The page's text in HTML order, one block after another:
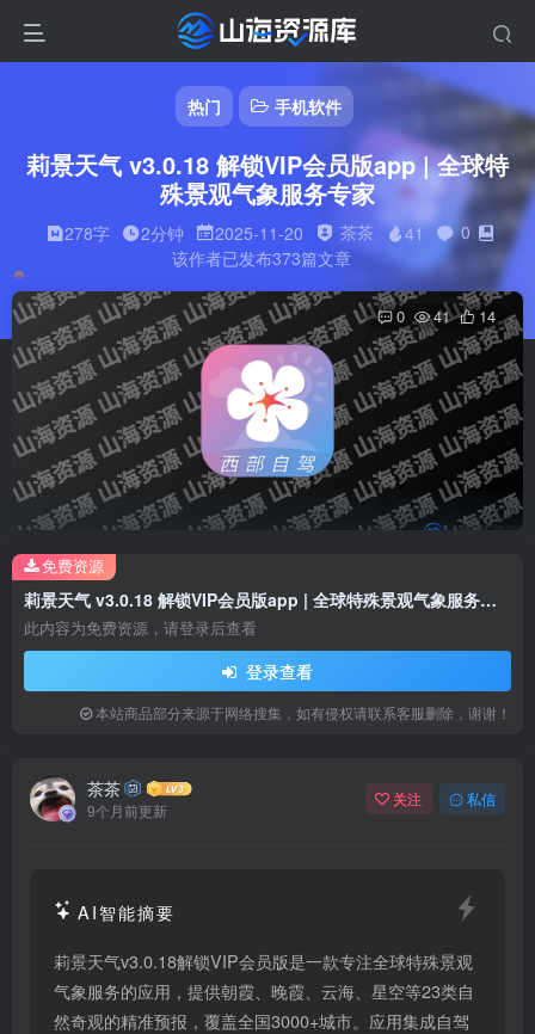
热门 手机软件
莉景天气 v3.0.18 解锁VIP会员版app | 全球特
殊景观气象服务专家
278字 2分钟 2025-11-20 茶茶 41
0
该作者已发布373篇文章
0 41 14
莉景天气 v3.0.18 解锁VIP会员版app | 全球特殊景观气象服务专家
此内容为免费资源，请登录后查看
登录查看
本站商品部分来源于网络搜集，如有侵权请联系客服删除，谢谢！
免费资源
茶茶
9个月前更新
关注 私信
AI智能摘要
莉景天气v3.0.18解锁VIP会员版是一款专注全球特殊景观
气象服务的应用，提供朝霞、晚霞、云海、星空等23类自
然奇观的精准预报，覆盖全国3000+城市。应用集成自驾